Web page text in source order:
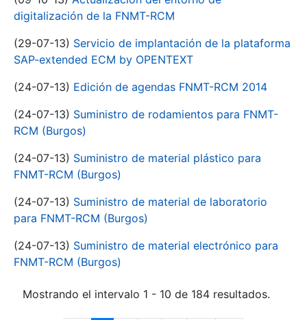
digitalización de la FNMT-RCM
(29-07-13) Servicio de implantación de la plataforma
SAP-extended ECM by OPENTEXT
(24-07-13) Edición de agendas FNMT-RCM 2014
(24-07-13) Suministro de rodamientos para FNMT-
RCM (Burgos)
(24-07-13) Suministro de material plástico para
FNMT-RCM (Burgos)
(24-07-13) Suministro de material de laboratorio
para FNMT-RCM (Burgos)
(24-07-13) Suministro de material electrónico para
FNMT-RCM (Burgos)
Mostrando el intervalo 1 - 10 de 184 resultados.